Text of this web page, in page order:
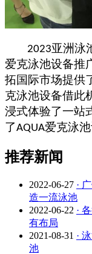
2023亚洲泳
爱克泳池设备推
拓国际市场提供
克泳池设备借此
浸式体验了一站
了AQUA爱克泳
推荐新闻
2022-06-27 ·
造一流泳池
2022-06-22 ·
有布局
2021-08-31 ·
池